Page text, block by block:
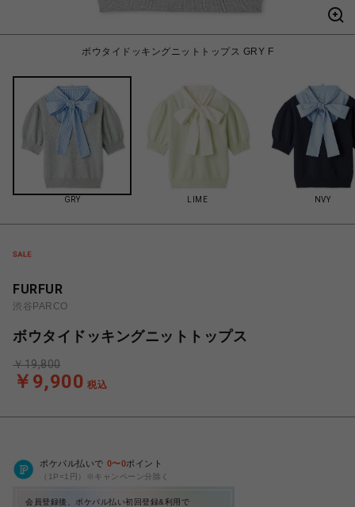
ボウタイドッキングニットトップス GRY F
GRY LIME NVY
FURFUR
渋谷PARCO
ボウタイドッキングニットトップス
￥9,900 税込
￥19,800
ポケパル払いで 0〜0ポイント
（1P=1円）※キャンペーン分除く
会員登録後、ポケパル払い初回登録&利用で